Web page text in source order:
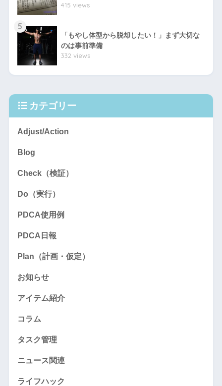
415 views
5
「もやし体型から脱却したい！」まず大切な
のは事前準備
332 views
カテゴリー
Adjust/Action
Blog
Check（検証）
Do（実行）
PDCA使用例
PDCA日報
Plan（計画・仮定）
お知らせ
アイテム紹介
コラム
タスク管理
ニュース関連
ライフハック